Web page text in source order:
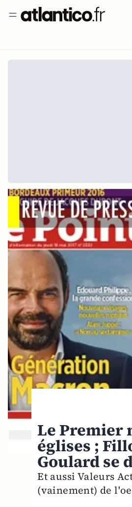
Le Premier
églises ;
Goulard se
Et aussi Valeurs
(vainement) de